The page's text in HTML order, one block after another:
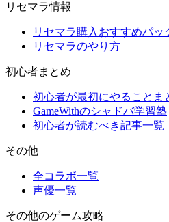
リセマラ情報
リセマラ購入おすすめパッ
リセマラのやり方
初心者まとめ
初心者が最初にやることま
GameWithのシャドバ学習塾
初心者が読むべき記事一覧
その他
全コラボ一覧
声優一覧
その他のゲーム攻略